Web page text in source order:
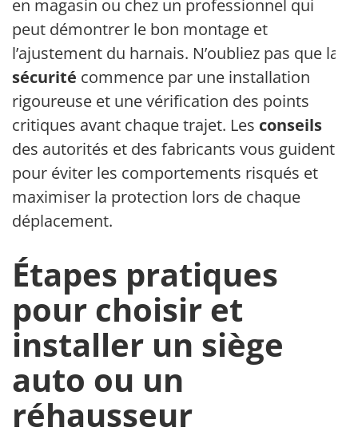
en magasin ou chez un professionnel qui
peut démontrer le bon montage et
l’ajustement du harnais. N’oubliez pas que la
sécurité commence par une installation
rigoureuse et une vérification des points
critiques avant chaque trajet. Les conseils
des autorités et des fabricants vous guident
pour éviter les comportements risqués et
maximiser la protection lors de chaque
déplacement.
Étapes pratiques
pour choisir et
installer un siège
auto ou un
réhausseur